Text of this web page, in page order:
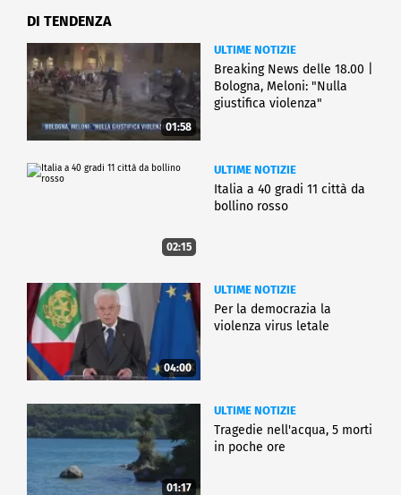
DI TENDENZA
01:58
ULTIME NOTIZIE
Breaking News delle 18.00 |
Bologna, Meloni: "Nulla
giustifica violenza"
02:15
ULTIME NOTIZIE
Italia a 40 gradi 11 città da
bollino rosso
04:00
ULTIME NOTIZIE
Per la democrazia la
violenza virus letale
01:17
ULTIME NOTIZIE
Tragedie nell'acqua, 5 morti
in poche ore